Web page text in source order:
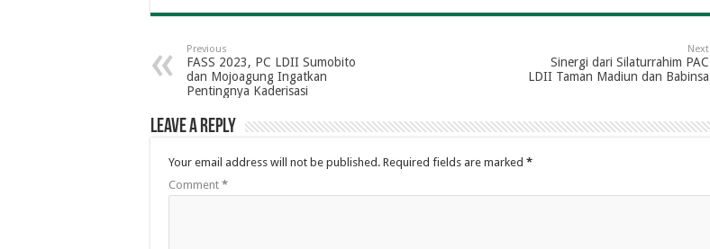
Previous
FASS 2023, PC LDII Sumobito
dan Mojoagung Ingatkan
Pentingnya Kaderisasi
Next
Sinergi dari Silaturrahim PAC
LDII Taman Madiun dan Babinsa
Leave a Reply
Your email address will not be published. Required fields are marked *
Comment *